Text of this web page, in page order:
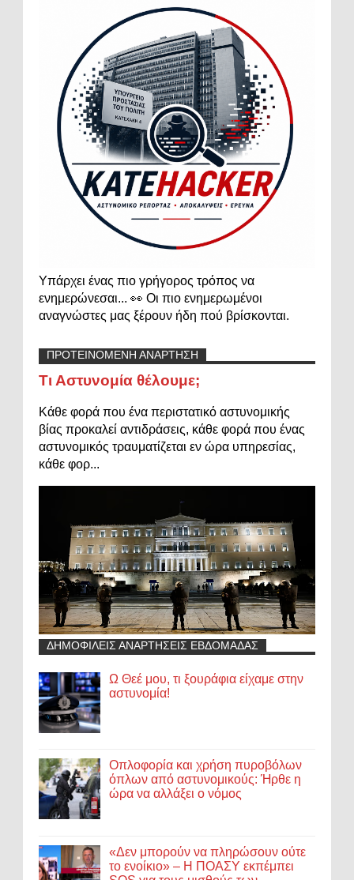
Υπάρχει ένας πιο γρήγορος τρόπος να
ενημερώνεσαι... 👀 Οι πιο ενημερωμένοι
αναγνώστες μας ξέρουν ήδη πού βρίσκονται.
ΠΡΟΤΕΙΝΟΜΕΝΗ ΑΝΑΡΤΗΣΗ
Τι Αστυνομία θέλουμε;
Κάθε φορά που ένα περιστατικό αστυνομικής
βίας προκαλεί αντιδράσεις, κάθε φορά που ένας
αστυνομικός τραυματίζεται εν ώρα υπηρεσίας,
κάθε φορ...
ΔΗΜΟΦΙΛΕΙΣ ΑΝΑΡΤΗΣΕΙΣ ΕΒΔΟΜΑΔΑΣ
Ω Θεέ μου, τι ξουράφια είχαμε στην
αστυνομία!
Οπλοφορία και χρήση πυροβόλων
όπλων από αστυνομικούς: Ήρθε η
ώρα να αλλάξει ο νόμος
«Δεν μπορούν να πληρώσουν ούτε
το ενοίκιο» – Η ΠΟΑΣΥ εκπέμπει